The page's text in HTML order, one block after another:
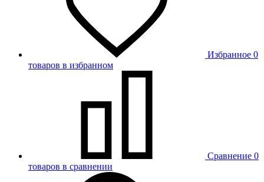
Избранное 0
товаров в избранном
Сравнение 0
товаров в сравнении